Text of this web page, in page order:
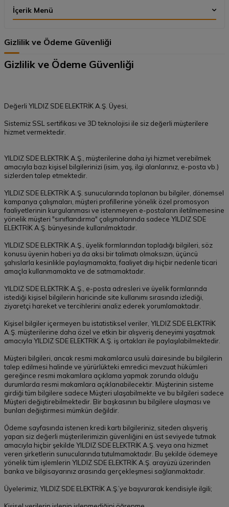
İçerik Menü
Gizlilik ve Ödeme Güvenliği
Gizlilik ve Ödeme Güvenliği
Değerli YILDIZ SDE ELEKTRİK A.Ş. Üyesi,
Sistemiz SSL sertifikası ve 3D teknolojisi ile siz değerli müşterilere
hizmet vermektedir.
YILDIZ SDE ELEKTRİK A.Ş., müşterilerine daha iyi hizmet verebilmek
amacıyla bazı kişisel bilgilerinizi (isim, yaş, ilgi alanlarınız, e-posta vb.)
sizlerden talep etmektedir.
YILDIZ SDE ELEKTRİK A.Ş. sunucularında toplanan bu bilgiler, dönemsel
kampanya çalışmaları, müşteri profillerine yönelik özel promosyon
faaliyetlerinin kurgulanması ve istenmeyen e-postaların iletilmemesine
yönelik müşteri "sınıflandırma" çalışmalarında sadece YILDIZ SDE
ELEKTRİK A.Ş. bünyesinde kullanılmaktadır.
YILDIZ SDE ELEKTRİK A.Ş., üyelik formlarından topladığı bilgileri, söz
konusu üyenin haberi ya da aksi bir talimatı olmaksızın, üçüncü
şahıslarla kesinlikle paylaşmamakta, faaliyet dışı hiçbir nedenle ticari
amaçla kullanmamakta ve de satmamaktadır.
YILDIZ SDE ELEKTRİK A.Ş., e-posta adresleri ve üyelik formlarında
istediği kişisel bilgilerin haricinde site kullanımı sırasında izlediği,
ziyaretçi hareket ve tercihlerini analiz ederek yorumlamaktadır.
Kişisel bilgiler içermeyen bu istatistiksel veriler, YILDIZ SDE ELEKTRİK
A.Ş. müşterilerine daha özel ve etkin bir alışveriş deneyimi yaşatmak
amacıyla YILDIZ SDE ELEKTRİK A.Ş. iş ortakları ile paylaşılabilmektedir.
Müşteri bilgileri, ancak resmi makamlarca usulü dairesinde bu bilgilerin
talep edilmesi halinde ve yürürlükteki emredici mevzuat hükümleri
gereğince resmi makamlara açıklama yapmak zorunda olduğu
durumlarda resmi makamlara açıklanabilecektir. Müşterinin sisteme
girdiği tüm bilgilere sadece Müşteri ulaşabilmekte ve bu bilgileri sadece
Müşteri değiştirebilmektedir. Bir başkasının bu bilgilere ulaşması ve
bunları değiştirmesi mümkün değildir.
Ödeme sayfasında istenen kredi kartı bilgileriniz, siteden alışveriş
yapan siz değerli müşterilerimizin güvenliğini en üst seviyede tutmak
amacıyla hiçbir şekilde YILDIZ SDE ELEKTRİK A.Ş. veya ona hizmet
veren şirketlerin sunucularında tutulmamaktadır. Bu şekilde ödemeye
yönelik tüm işlemlerin YILDIZ SDE ELEKTRİK A.Ş. arayüzü üzerinden
banka ve bilgisayarınız arasında gerçekleşmesi sağlanmaktadır.
Üyelerimiz, YILDIZ SDE ELEKTRİK A.Ş.’ye başvurarak kendisiyle ilgili;